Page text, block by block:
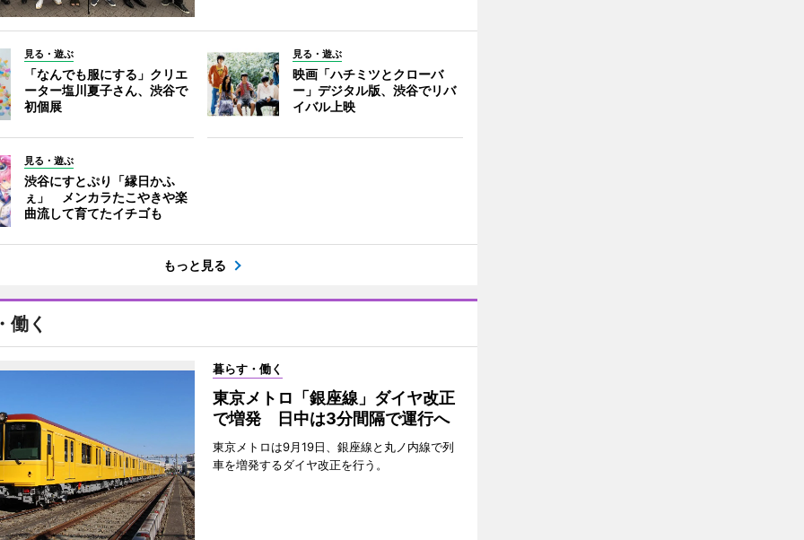
見る・遊ぶ
「なんでも服にする」クリエ
ーター塩川夏子さん、渋谷で
初個展
見る・遊ぶ
映画「ハチミツとクローバ
ー」デジタル版、渋谷でリバ
イバル上映
見る・遊ぶ
渋谷にすとぷり「縁日かふ
ぇ」 メンカラたこやきや楽
曲流して育てたイチゴも
もっと見る
働く
暮らす・働く
東京メトロ「銀座線」ダイヤ改正
で増発 日中は3分間隔で運行へ
東京メトロは9月19日、銀座線と丸ノ内線で列
車を増発するダイヤ改正を行う。